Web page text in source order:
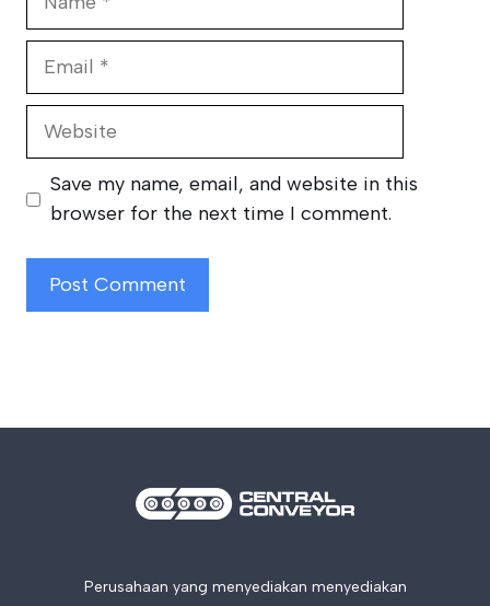
Website
Save my name, email, and website in this
browser for the next time I comment.
Perusahaan yang menyediakan menyediakan